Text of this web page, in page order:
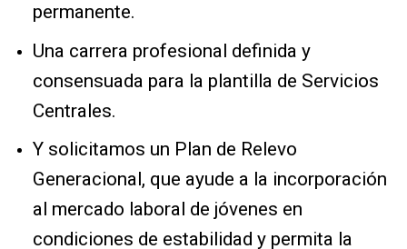
permanente.
Una carrera profesional definida y
consensuada para la plantilla de Servicios
Centrales.
Y solicitamos un Plan de Relevo
Generacional, que ayude a la incorporación
al mercado laboral de jóvenes en
condiciones de estabilidad y permita la